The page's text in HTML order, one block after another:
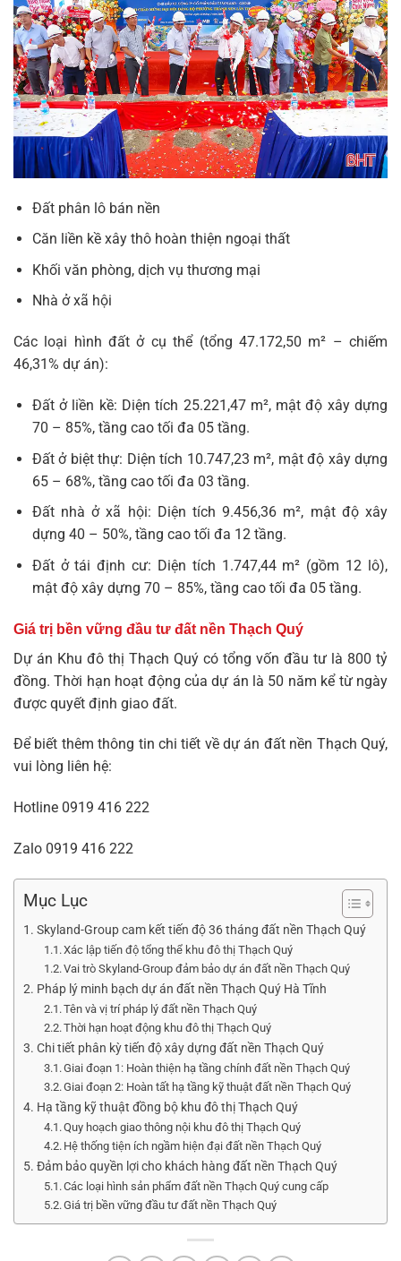
Đất phân lô bán nền
Căn liền kề xây thô hoàn thiện ngoại thất
Khối văn phòng, dịch vụ thương mại
Nhà ở xã hội
Các loại hình đất ở cụ thể (tổng 47.172,50 m² – chiếm
46,31% dự án):
Đất ở liền kề: Diện tích 25.221,47 m², mật độ xây dựng
70 – 85%, tầng cao tối đa 05 tầng.
Đất ở biệt thự: Diện tích 10.747,23 m², mật độ xây dựng
65 – 68%, tầng cao tối đa 03 tầng.
Đất nhà ở xã hội: Diện tích 9.456,36 m², mật độ xây
dựng 40 – 50%, tầng cao tối đa 12 tầng.
Đất ở tái định cư: Diện tích 1.747,44 m² (gồm 12 lô),
mật độ xây dựng 70 – 85%, tầng cao tối đa 05 tầng.
Giá trị bền vững đầu tư đất nền Thạch Quý
Dự án Khu đô thị Thạch Quý có tổng vốn đầu tư là 800 tỷ
đồng. Thời hạn hoạt động của dự án là 50 năm kể từ ngày
được quyết định giao đất.
Để biết thêm thông tin chi tiết về dự án đất nền Thạch Quý,
vui lòng liên hệ:
Hotline 0919 416 222
Zalo 0919 416 222
Mục Lục
Skyland-Group cam kết tiến độ 36 tháng đất nền Thạch Quý
Xác lập tiến độ tổng thể khu đô thị Thạch Quý
Vai trò Skyland-Group đảm bảo dự án đất nền Thạch Quý
Pháp lý minh bạch dự án đất nền Thạch Quý Hà Tĩnh
Tên và vị trí pháp lý đất nền Thạch Quý
Thời hạn hoạt động khu đô thị Thạch Quý
Chi tiết phân kỳ tiến độ xây dựng đất nền Thạch Quý
Giai đoạn 1: Hoàn thiện hạ tầng chính đất nền Thạch Quý
Giai đoạn 2: Hoàn tất hạ tầng kỹ thuật đất nền Thạch Quý
Hạ tầng kỹ thuật đồng bộ khu đô thị Thạch Quý
Quy hoạch giao thông nội khu đô thị Thạch Quý
Hệ thống tiện ích ngầm hiện đại đất nền Thạch Quý
Đảm bảo quyền lợi cho khách hàng đất nền Thạch Quý
Các loại hình sản phẩm đất nền Thạch Quý cung cấp
Giá trị bền vững đầu tư đất nền Thạch Quý